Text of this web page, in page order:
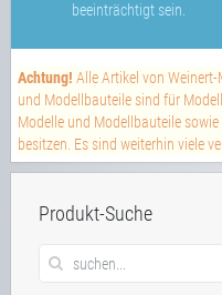
beeinträchtigt sein.
Achtung! Alle Artikel von
und Modellbauteile sind für
Modelle und Modellbauteile
besitzen. Es sind weiterhin viele
Produkt-Suche